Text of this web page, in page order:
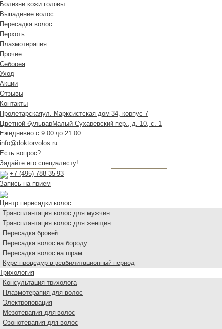
Болезни кожи головы
Выпадение волос
Пересадка волос
Перхоть
Плазмотерапия
Прочее
Себорея
Уход
Акции
Отзывы
Контакты
Пролетарскаяул. Марксистская дом 34, корпус 7
Цветной бульварМалый Сухаревский пер., д. 10, с. 1
Ежедневно с 9:00 до 21:00
info@doktorvolos.ru
Есть вопрос?
Задайте его специалисту!
+7 (495) 788-35-93
Запись на прием
Центр пересадки волос
Трансплантация волос для мужчин
Трансплантация волос для женщин
Пересадка бровей
Пересадка волос на бороду
Пересадка волос на шрам
Курс процедур в реабилитационный период
Трихология
Консультация трихолога
Плазмотерапия для волос
Электропорация
Мезотерапия для волос
Озонотерапия для волос